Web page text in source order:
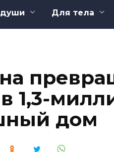
Для тела
1,3-
дом